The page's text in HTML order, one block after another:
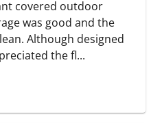
covered outdoor
was good and the
Although designed
the fl...